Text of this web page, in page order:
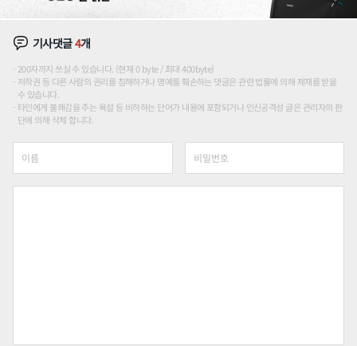
기사댓글4개
200자까지 쓰실 수 있습니다. (현재 0 byte / 최대 400byte)
저작권 등 다른 사람의 권리를 침해하거나 명예를 훼손하는 댓글은 관련 법률에 의해 제재를 받을
수 있습니다.
타인에게 불쾌감을 주는 욕설 등 비하하는 단어가 내용에 포함되거나 인신공격성 글은 관리자의 판
단에 의해 삭제 합니다.